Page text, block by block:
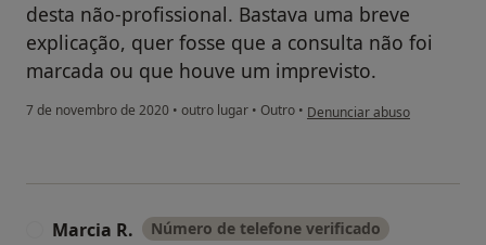
desta não-profissional. Bastava uma breve
explicação, quer fosse que a consulta não foi
marcada ou que houve um imprevisto.
7 de novembro de 2020 • outro lugar • Outro • na opinião do utilizador
Denunciar abuso
Marcia R. Número de telefone verificado